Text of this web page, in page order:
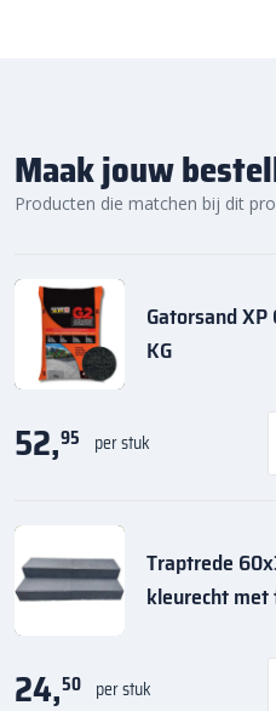
Maak jouw
Producten die matchen bij dit
Gatorsand
KG
52,95 per stuk
Traptrede
kleurecht met
24,50 per stuk